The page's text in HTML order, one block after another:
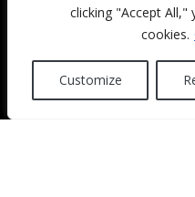
clicking "Accept
cookies.
Customize
Reservierungs- und